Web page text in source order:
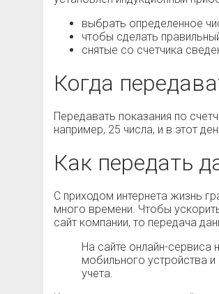
выбрать определенное
чтобы сделать
снятые со счетчика
Когда
Передавать показания по
например, 25 числа, и в этот
Как передать
С приходом интернета жизнь
много времени. Чтобы
сайт компании, то передача
На сайте онлайн-
мобильного устройства
учета.